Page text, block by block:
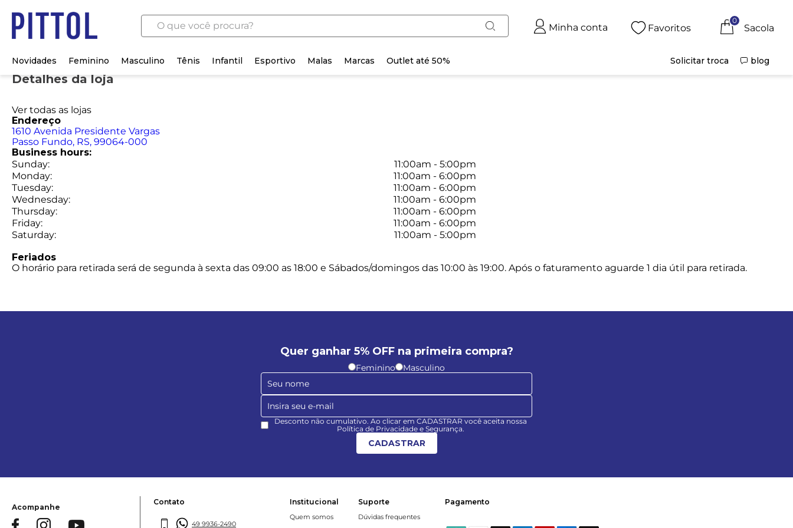
O que você procura?
Minha conta Favoritos
0
Novidades Feminino Masculino Tênis Infantil Esportivo Malas Marcas Outlet até 50% Solicitar troca blog
Detalhes da loja
Ver todas as lojas
Endereço
1610Avenida Presidente Vargas
Passo Fundo, RS, 99064-000
Business hours:
Sunday: 11:00am - 5:00pm
Monday: 11:00am -6:00pm
Tuesday: 11:00am -6:00pm
Wednesday: 11:00am -6:00pm
Thursday: 11:00am -6:00pm
Friday: 11:00am -6:00pm
Saturday: 11:00am - 5:00pm
Feriados
O horário para retirada será de segunda à sexta das 09:00 as 18:00 e Sábados/domingos das 10:00 às 19:00. Após o faturamento aguarde 1 dia útil para retirada.
Quer ganhar 5% OFF na primeira compra?
Feminino Masculino
Desconto não cumulativo. Ao clicar em CADASTRAR você aceita nossa
Política de Privacidade e Segurança.
CADASTRAR
Acompanhe
Contato
49 9936-2490
Institucional
Quem somos
Suporte
Dúvidas frequentes
Pagamento